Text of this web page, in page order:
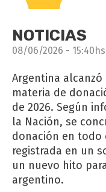
NOTICIAS
08/06/2026 - 15:40hs
Argentina
materia de
de 2026. Según
la Nación, se
donación en todo
registrada en un
un nuevo hito
argentino.